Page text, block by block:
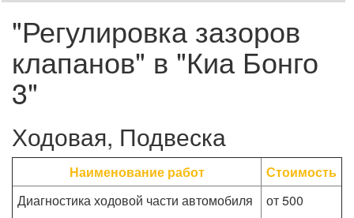
"Регулировка зазоров
клапанов" в "Киа Бонго
3"
Ходовая, Подвеска
Наименование работ
Стоимость
Диагностика ходовой части автомобиля
от 500